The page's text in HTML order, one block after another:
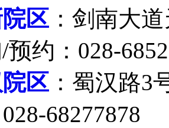
区 ：剑南大
预约：028-
区 ：蜀汉路3
68277878